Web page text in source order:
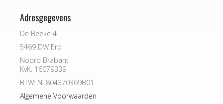
Adresgegevens
De Beeke 4
5469 DW Erp
Noord Brabant
KvK: 16079339
BTW: NL804370369B01
Algemene Voorwaarden